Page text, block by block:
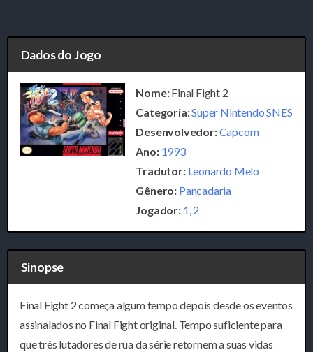
Dados do Jogo
Nome:Final Fight 2
Categoria:Super Nintendo SNES
Desenvolvedor:Capcom
Ano: 1993
Tradutor: Leonardo Melo
Gênero: Pancadaria
Jogador: 1 2
Sinopse
Final Fight 2 começa algum tempo depois desde os eventos
assinalados no Final Fight original. Tempo suficiente para
que três lutadores de rua da série retornem a suas vidas